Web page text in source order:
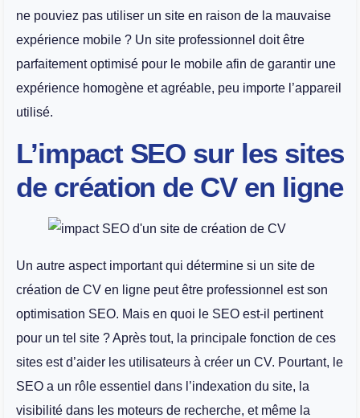
ne pouviez pas utiliser un site en raison de la mauvaise
expérience mobile ? Un site professionnel doit être
parfaitement optimisé pour le mobile afin de garantir une
expérience homogène et agréable, peu importe l’appareil
utilisé.
L’impact SEO sur les sites
de création de CV en ligne
Un autre aspect important qui détermine si un site de
création de CV en ligne peut être professionnel est son
optimisation SEO. Mais en quoi le SEO est-il pertinent
pour un tel site ? Après tout, la principale fonction de ces
sites est d’aider les utilisateurs à créer un CV. Pourtant, le
SEO a un rôle essentiel dans l’indexation du site, la
visibilité dans les moteurs de recherche, et même la